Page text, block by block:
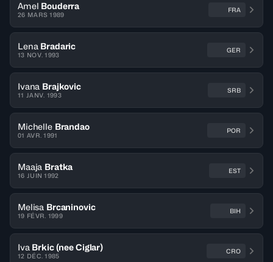
Amel Bouderra
26 MARS 1989
FRA
Lena Bradaric
13 NOV. 1993
GER
Ivana Brajkovic
11 JANV. 1993
SRB
Michelle Brandao
01 AVR. 1991
POR
Maaja Bratka
16 JUIN 1992
EST
Melisa Brcaninovic
19 FÉVR. 1999
BIH
Iva Brkic (nee Ciglar)
12 DÉC. 1985
CRO